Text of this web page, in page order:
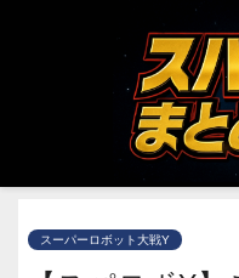
スーパーロボット大戦Y